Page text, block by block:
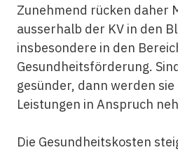
Zunehmend rücken daher
ausserhalb der KV in den
insbesondere in den
Gesundheitsförderung.
gesünder, dann werden
Leistungen in Anspruch
Die Gesundheitskosten